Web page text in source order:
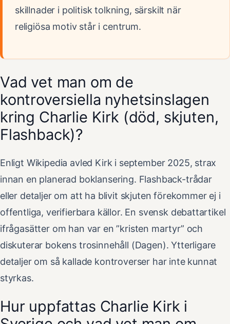
skillnader i politisk tolkning, särskilt när
religiösa motiv står i centrum.
Vad vet man om de
kontroversiella nyhetsinslagen
kring Charlie Kirk (död, skjuten,
Flashback)?
Enligt Wikipedia avled Kirk i september 2025, strax
innan en planerad boklansering. Flashback-trådar
eller detaljer om att ha blivit skjuten förekommer ej i
offentliga, verifierbara källor. En svensk debattartikel
ifrågasätter om han var en ”kristen martyr” och
diskuterar bokens trosinnehåll (Dagen). Ytterligare
detaljer om så kallade kontroverser har inte kunnat
styrkas.
Hur uppfattas Charlie Kirk i